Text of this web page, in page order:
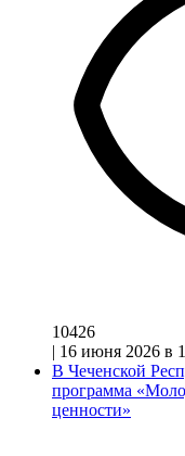
10426
| 16 июня 2026 в
В Чеченской
программа
ценности»